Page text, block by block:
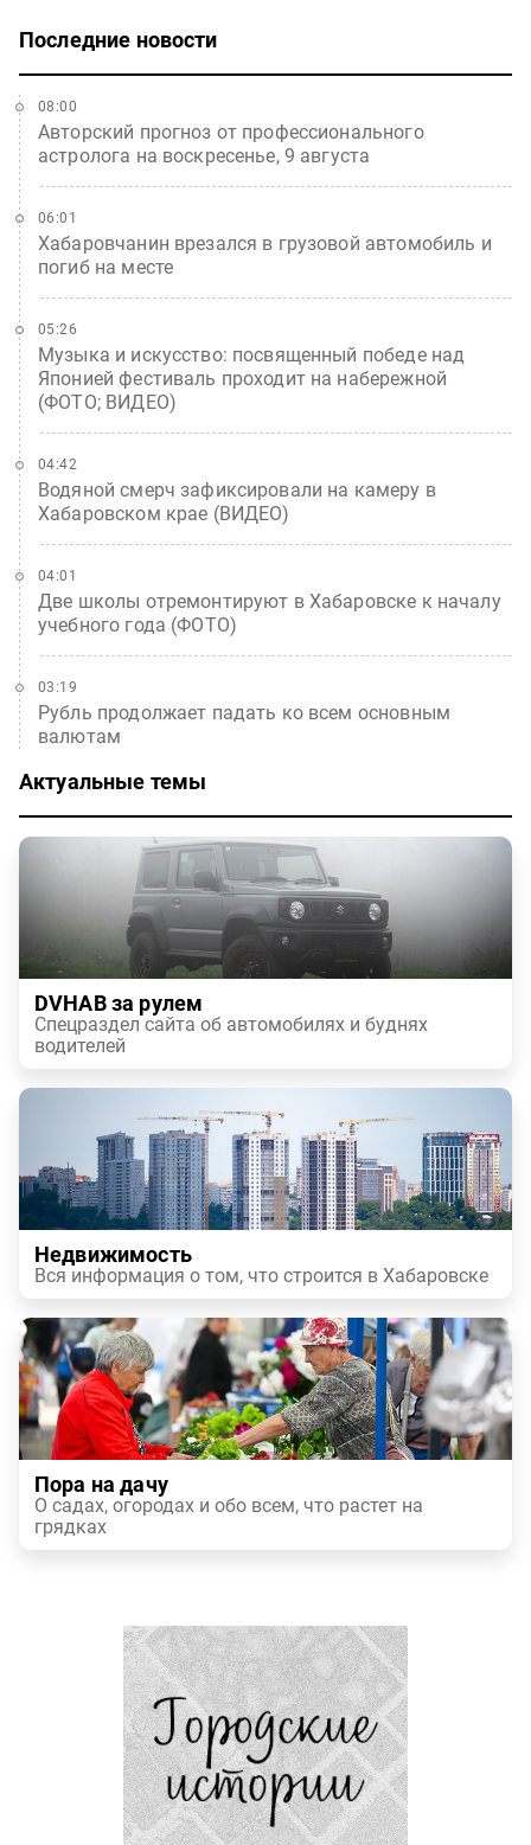
Последние новости
Авторский прогноз от профессионального
астролога на воскресенье, 9 августа
08:00
Хабаровчанин врезался в грузовой автомобиль и
погиб на месте
06:01
Музыка и искусство: посвященный победе над
Японией фестиваль проходит на набережной
(ФОТО; ВИДЕО)
05:26
Водяной смерч зафиксировали на камеру в
Хабаровском крае (ВИДЕО)
04:42
Две школы отремонтируют в Хабаровске к началу
учебного года (ФОТО)
04:01
Рубль продолжает падать ко всем основным
валютам
03:19
Актуальные темы
DVHAB за рулем
Спецраздел сайта об автомобилях и буднях
водителей
Недвижимость
Вся информация о том, что строится в Хабаровске
Пора на дачу
О садах, огородах и обо всем, что растет на
грядках